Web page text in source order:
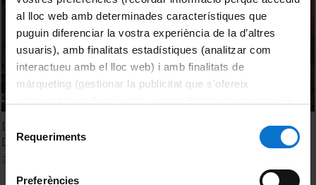
al lloc web amb determinades característiques que
puguin diferenciar la vostra experiència de la d’altres
usuaris), amb finalitats estadístiques (analitzar com
interactueu amb el lloc web) i amb finalitats de
màrqueting (gestionar la publicitat que s’ofereix
consultar laPolítica de galetes del lloc web de la
de Requeriments
Preferències
Inauguració del curs 2021-22 del Màster d'Estudis de
Dones, Gènere i Ciutadania